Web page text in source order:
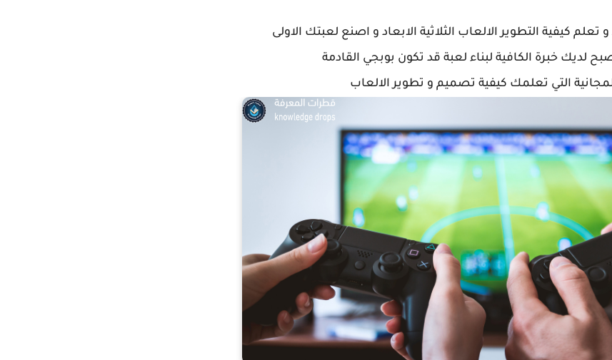
تعلم كيفية التطوير الالعاب الثلاثية الابعاد و اصنع لعبتك الاولى
خبرة الكافية لبناء لعبة قد تكون بوبجي القادمة
التي تعلمك كيفية تصميم و تطوير الالعاب